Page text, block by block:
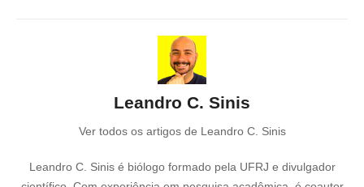
Leandro C. Sinis
Ver todos os artigos de Leandro C. Sinis
Leandro C. Sinis é biólogo formado pela UFRJ e divulgador